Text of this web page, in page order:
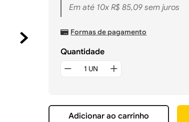
Em até 10x R$ 85,09sem juros
Formas de pagamento
Quantidade
Adicionar ao carrinho